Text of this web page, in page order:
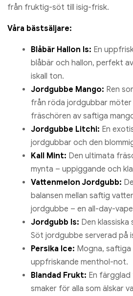
från fruktig-söt till isig-frisk.
Våra bästsäljare:
Blåbär Hallon Is: En
blåbär och hallon, perfekt
iskall ton.
Jordgubbe Mango: Ren
från röda jordgubbar möter
fräschören av saftiga
Jordgubbe Litchi: En
jordgubbar och den
Kall Mint: Den ultimata
mynta – uppiggande och
Vattenmelon Jordgubb:
balansen mellan saftig
jordgubbe – en all-day-
Jordgubb Is: Den klassiska
Söt jordgubbe serverad på
Persika Ice: Mogna, saftiga
uppfriskande menthol-not.
Blandad Frukt: En
smaker för alla som älskar